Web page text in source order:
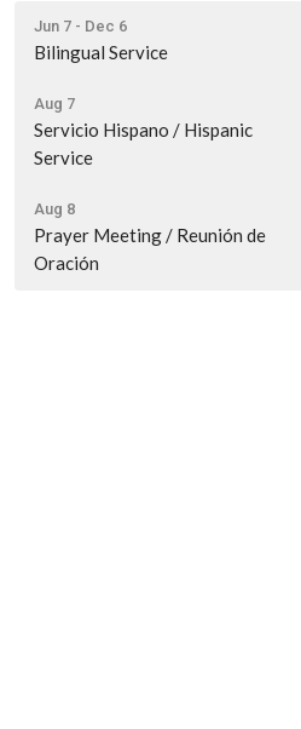
Jun 7 - Dec 6
Bilingual Service
Aug 7
Servicio Hispano / Hispanic
Service
Aug 8
Prayer Meeting / Reunión de
Oración